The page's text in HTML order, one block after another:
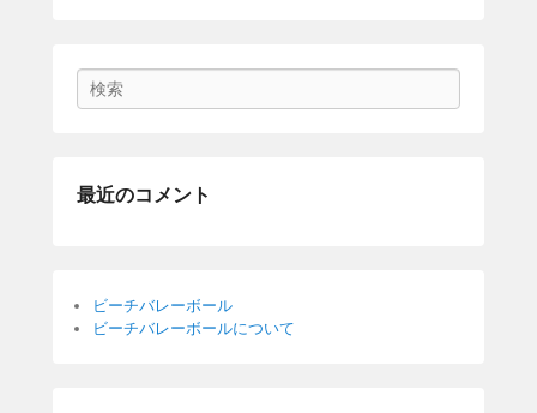
Search
最近のコメント
ビーチバレーボール
ビーチバレーボールについて